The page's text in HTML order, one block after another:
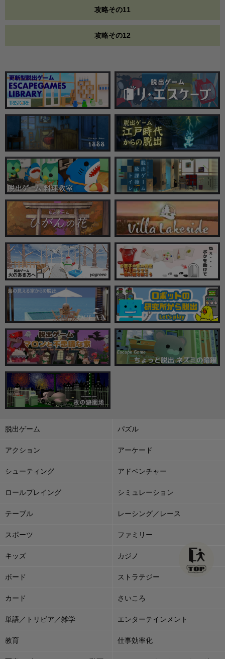
攻略その11
攻略その12
脱出ゲーム パズル
アクション アーケード
シューティング アドベンチャー
ロールプレイング シミュレーション
テーブル レーシング／レース
スポーツ ファミリー
キッズ カジノ
ボード ストラテジー
カード さいころ
単語／トリビア／雑学 エンターテインメント
教育 仕事効率化